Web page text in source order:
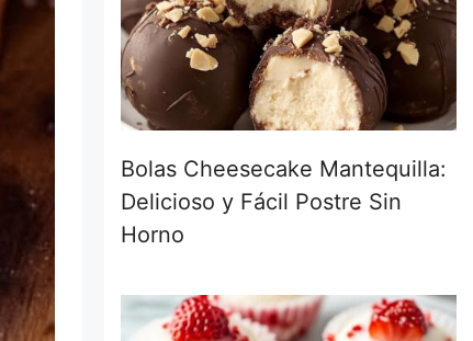
Bolas Cheesecake Mantequilla:
Delicioso y Fácil Postre Sin
Horno